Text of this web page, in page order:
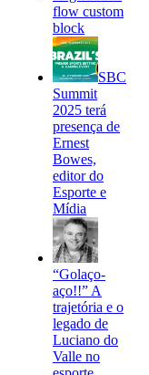
flow custom
block
SBC
Summit
2025 terá
presença de
Ernest
Bowes,
editor do
Esporte e
Mídia
“Golaço-
aço!!” A
trajetória e o
legado de
Luciano do
Valle no